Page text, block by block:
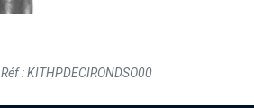
Réf : KITHPDECIRONDSO00